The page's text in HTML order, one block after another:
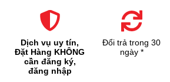
Dịch vụ uy tín,
Đặt Hàng KHÔNG
cần đăng ký,
đăng nhập
Đổi trả trong 30
ngày *